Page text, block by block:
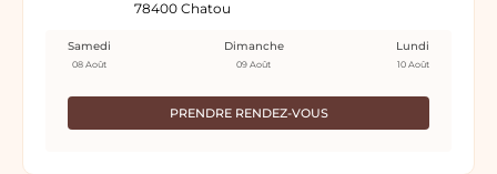
78400 Chatou
PRENDRE RENDEZ-VOUS
Samedi
08 Août
Dimanche
09 Août
Lundi
10 Août